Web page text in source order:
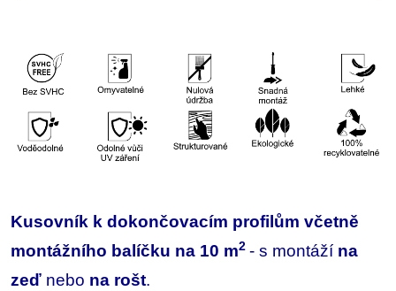
Kusovník k dokončovacím profilům včetně
montážního balíčku na 10 m2 - s montáží na
zeď nebo na rošt.